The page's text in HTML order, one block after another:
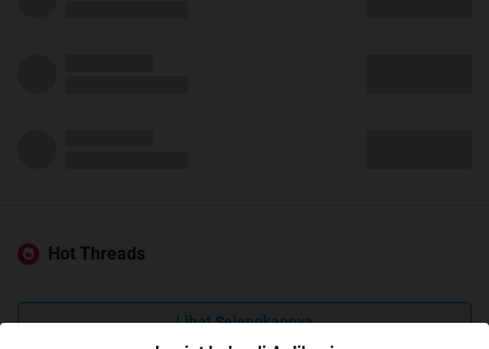
Hot Threads
Lihat Selengkapnya